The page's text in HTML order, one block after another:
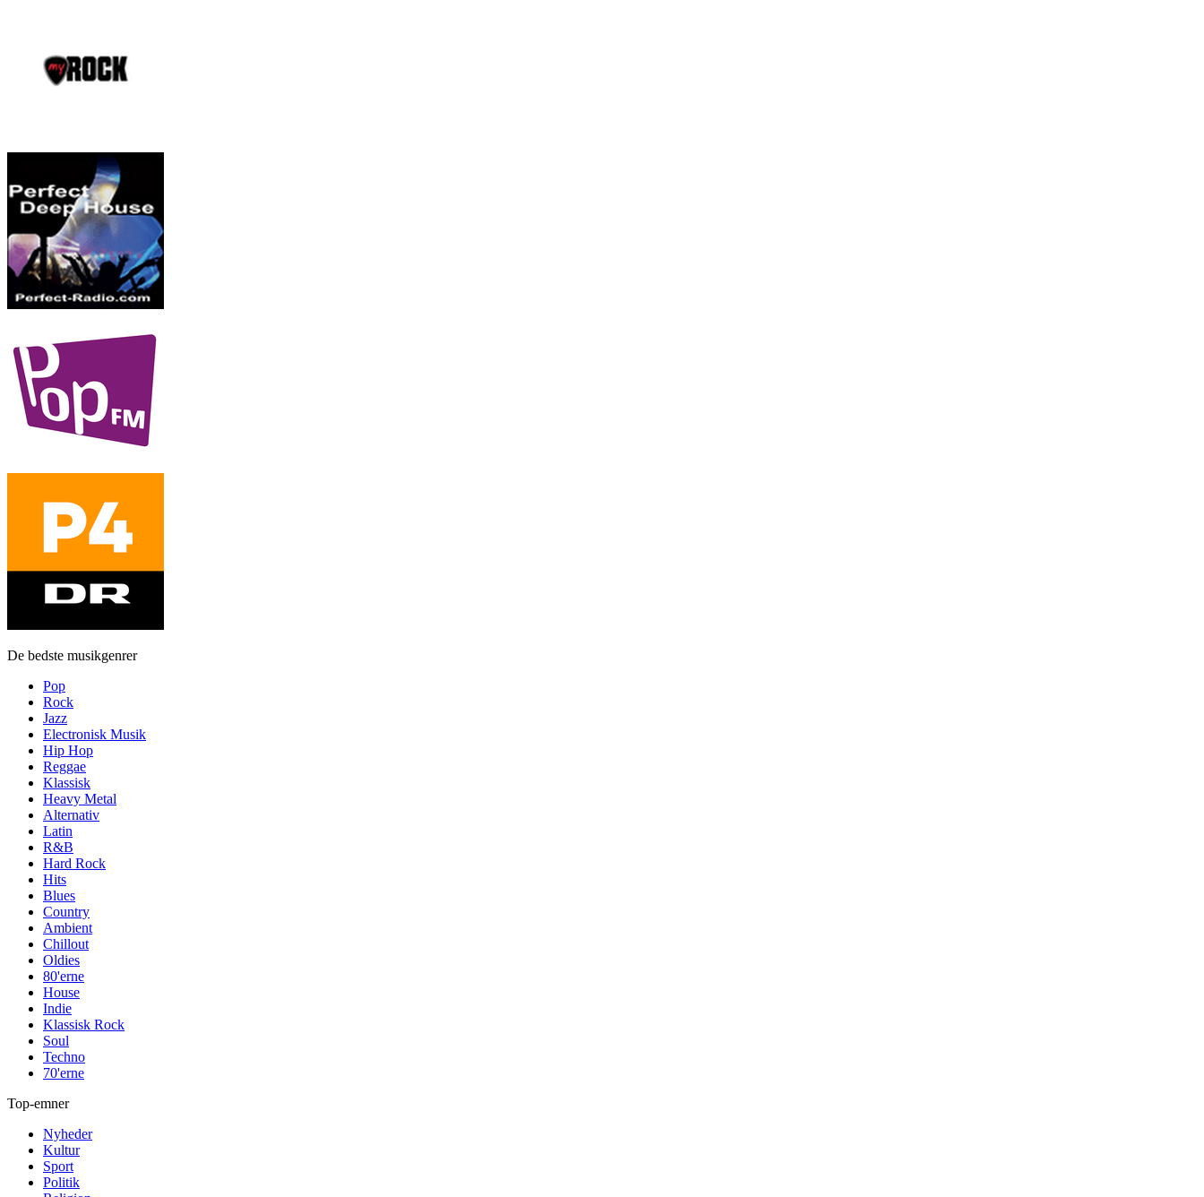
De bedste musikgenrer
Pop
Rock
Jazz
Electronisk Musik
Hip Hop
Reggae
Klassisk
Heavy Metal
Alternativ
Latin
R&B
Hard Rock
Hits
Blues
Country
Ambient
Chillout
Oldies
80'erne
House
Indie
Klassisk Rock
Soul
Techno
70'erne
Top-emner
Nyheder
Kultur
Sport
Politik